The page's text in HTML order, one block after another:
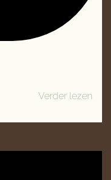
Verder lezen